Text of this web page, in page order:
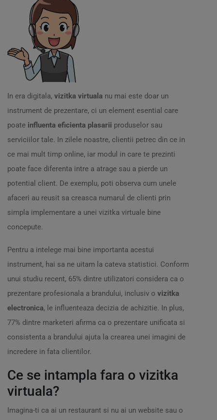
In era digitala, vizitka virtuala nu mai este doar un
instrument de prezentare, ci un element esential care
poate influenta eficienta plasarii produselor sau
serviciilor tale. In zilele noastre, clientii petrec din ce in
ce mai mult timp online, iar modul in care te prezinti
poate face diferenta intre a atrage sau a pierde un
potential client. De exemplu, poti observa cum unele
afaceri au reusit sa creasca numarul de clienti prin
simpla implementare a unei vizitka virtuale bine
concepute.
Pentru a intelege mai bine importanta acestui
instrument, hai sa ne uitam la cateva statistici. Conform
unui studiu recent, 65% dintre utilizatori considera ca o
prezentare profesionala a brandului, inclusiv o vizitka
electronica, le influenteaza decizia de achizitie. In plus,
77% dintre marketeri afirma ca o prezentare unificata si
consistenta a brandului ajuta la crearea unei imagini de
incredere in fata clientilor.
Ce se intampla fara o vizitka
virtuala?
Imagina-ti ca ai un restaurant si nu ai un website sau o